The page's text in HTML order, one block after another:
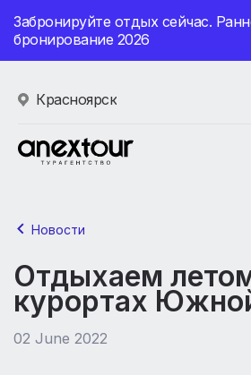
Забронируйте отдых сейчас.
бронирование 2026
Красноярск
Новости
Отдыхаем
курортах
02 June 2022